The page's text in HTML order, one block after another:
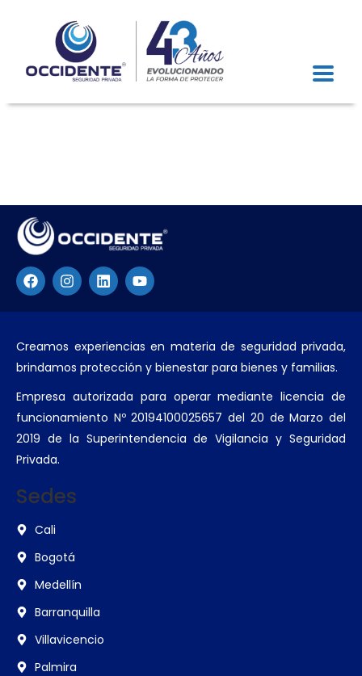
Creamos experiencias en materia de seguridad privada,
brindamos protección y bienestar para bienes y familias.
Empresa autorizada para operar mediante licencia de
funcionamiento Nº 20194100025657 del 20 de Marzo del
2019 de la Superintendencia de Vigilancia y Seguridad
Privada.
Sedes
Cali
Bogotá
Medellín
Barranquilla
Villavicencio
Palmira